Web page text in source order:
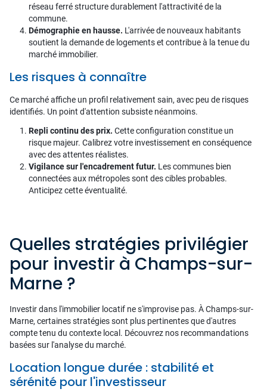
réseau ferré structure durablement l'attractivité de la
commune.
Démographie en hausse. L'arrivée de nouveaux habitants
soutient la demande de logements et contribue à la tenue du
marché immobilier.
Les risques à connaître
Ce marché affiche un profil relativement sain, avec peu de risques
identifiés. Un point d'attention subsiste néanmoins.
Repli continu des prix. Cette configuration constitue un
risque majeur. Calibrez votre investissement en conséquence
avec des attentes réalistes.
Vigilance sur l'encadrement futur. Les communes bien
connectées aux métropoles sont des cibles probables.
Anticipez cette éventualité.
Quelles stratégies privilégier
pour investir à Champs-sur-
Marne ?
Investir dans l'immobilier locatif ne s'improvise pas. À Champs-sur-
Marne, certaines stratégies sont plus pertinentes que d'autres
compte tenu du contexte local. Découvrez nos recommandations
basées sur l'analyse du marché.
Location longue durée : stabilité et
sérénité pour l'investisseur